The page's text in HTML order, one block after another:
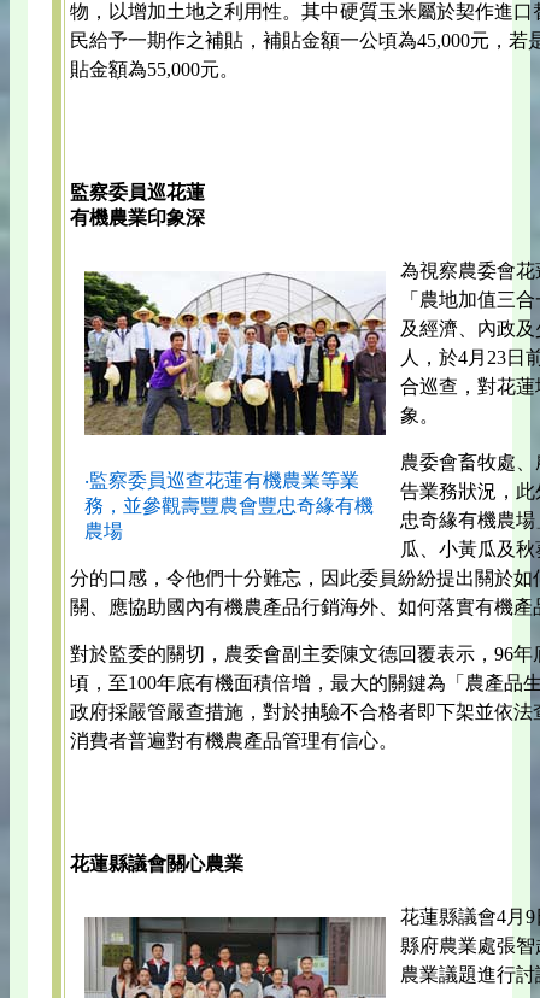
物，以增加土地之利用性。其中硬質玉米屬於契作進
民給予一期作之補貼，補貼金額一公頃為45,000元，
貼金額為55,000元。
監察委員巡花蓮
有機農業印象深
‧監察委員巡查花蓮有機農業等業
務，並參觀壽豐農會豐忠奇緣有機
農場
為視察農委會
「農地加值三
及經濟、內政
人，於4月23日
合巡查，對花
象。
農委會畜牧處
告業務狀況，
忠奇緣有機農
瓜、小黃瓜及
分的口感，令他們十分難忘，因此委員紛紛提出關於
關、應協助國內有機農產品行銷海外、如何落實有機
對於監委的關切，農委會副主委陳文德回覆表示，96年
頃，至100年底有機面積倍增，最大的關鍵為「農產品
政府採嚴管嚴查措施，對於抽驗不合格者即下架並依
消費者普遍對有機農產品管理有信心。
花蓮縣議會關心農業
花蓮縣議會4月
縣府農業處張
農業議題進行討